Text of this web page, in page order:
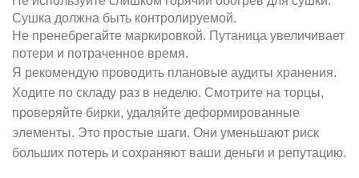
Сушка должна быть контролируемой.
Не пренебрегайте маркировкой. Путаница увеличивает
потери и потраченное время.
Я рекомендую проводить плановые аудиты хранения.
Ходите по складу раз в неделю. Смотрите на торцы,
проверяйте бирки, удаляйте деформированные
элементы. Это простые шаги. Они уменьшают риск
больших потерь и сохраняют ваши деньги и репутацию.